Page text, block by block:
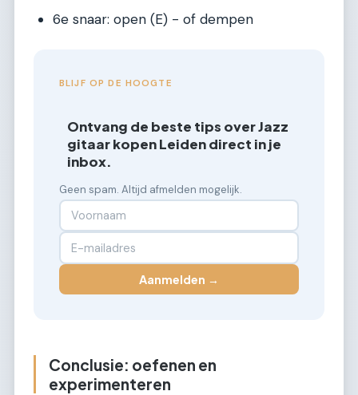
6e snaar: open (E) - of dempen
BLIJF OP DE HOOGTE
Ontvang de beste tips over Jazz
gitaar kopen Leiden direct in je
inbox.
Geen spam. Altijd afmelden mogelijk.
Aanmelden →
Conclusie: oefenen en
experimenteren